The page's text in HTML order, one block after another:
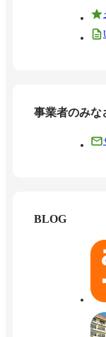
事業者のみな
BLOG